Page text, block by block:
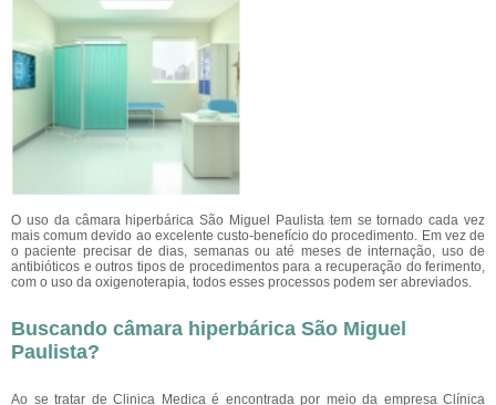
O uso da câmara hiperbárica São Miguel Paulista tem se tornado cada vez
mais comum devido ao excelente custo-benefício do procedimento. Em vez de
o paciente precisar de dias, semanas ou até meses de internação, uso de
antibióticos e outros tipos de procedimentos para a recuperação do ferimento,
com o uso da oxigenoterapia, todos esses processos podem ser abreviados.
Buscando câmara hiperbárica São Miguel
Paulista?
Ao se tratar de Clinica Medica é encontrada por meio da empresa Clínica